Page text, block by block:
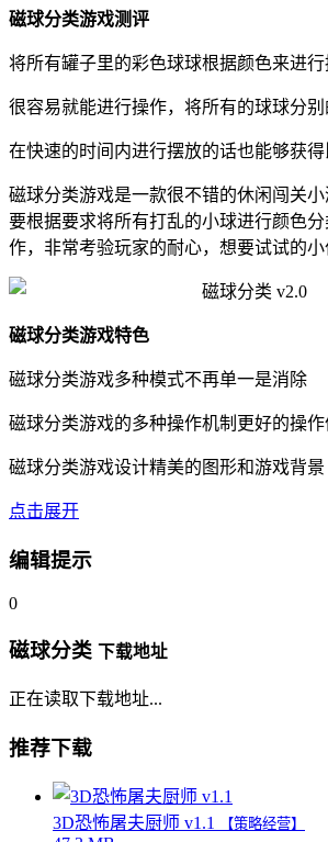
磁球分类游戏测评
将所有罐子里的彩色球球根据颜色来进行
很容易就能进行操作，将所有的球球分别
在快速的时间内进行摆放的话也能够获得
磁球分类游戏是一款很不错的休闲闯关
要根据要求将所有打乱的小球进行颜色
作，非常考验玩家的耐心，想要试试的小
磁球分类游戏特色
磁球分类游戏多种模式不再单一是消除
磁球分类游戏的多种操作机制更好的操
磁球分类游戏设计精美的图形和游戏背景
点击展开
编辑提示
0
磁球分类 下载地址
正在读取下载地址...
推荐下载
3D恐怖屠夫厨师 v1.1 【策略经营】